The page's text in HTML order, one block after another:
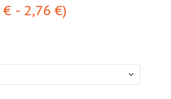
€ - 2,76 €)